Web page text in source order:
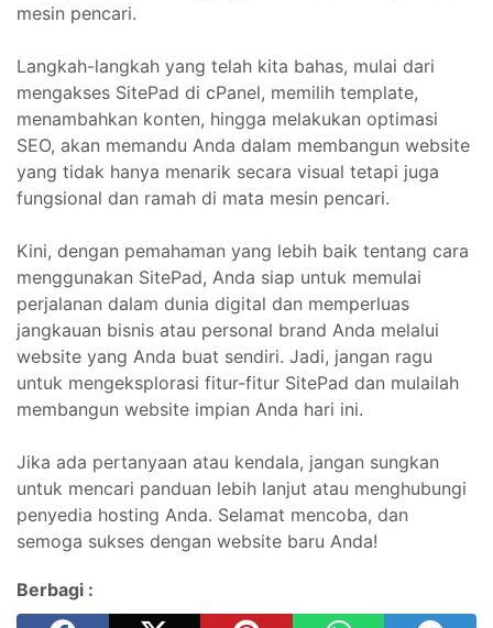
mesin pencari.
Langkah-langkah yang telah kita bahas, mulai dari
mengakses SitePad di cPanel, memilih template,
menambahkan konten, hingga melakukan optimasi
SEO, akan memandu Anda dalam membangun website
yang tidak hanya menarik secara visual tetapi juga
fungsional dan ramah di mata mesin pencari.
Kini, dengan pemahaman yang lebih baik tentang cara
menggunakan SitePad, Anda siap untuk memulai
perjalanan dalam dunia digital dan memperluas
jangkauan bisnis atau personal brand Anda melalui
website yang Anda buat sendiri. Jadi, jangan ragu
untuk mengeksplorasi fitur-fitur SitePad dan mulailah
membangun website impian Anda hari ini.
Jika ada pertanyaan atau kendala, jangan sungkan
untuk mencari panduan lebih lanjut atau menghubungi
penyedia hosting Anda. Selamat mencoba, dan
semoga sukses dengan website baru Anda!
Berbagi :